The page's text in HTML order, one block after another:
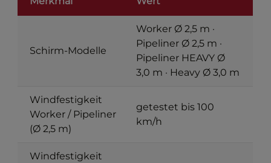
Schirm-Modelle
Worker Ø 2,5 m ·
Pipeliner Ø 2,5 m ·
Pipeliner HEAVY Ø
3,0 m · Heavy Ø 3,0 m
Windfestigkeit
Worker / Pipeliner
(Ø 2,5 m)
getestet bis 100
km/h
Windfestigkeit